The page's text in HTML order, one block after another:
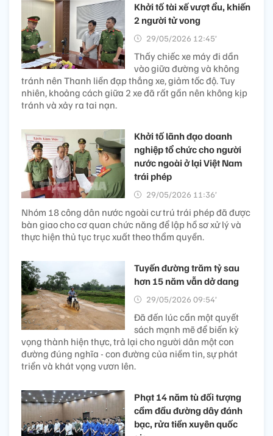
Khởi tố tài xế vượt ẩu, khiến
2 người tử vong
29/05/2026 12:45’
Thấy chiếc xe máy đi dần
vào giữa đường và không
tránh nên Thanh liền đạp thắng xe, giảm tốc độ. Tuy
nhiên, khoảng cách giữa 2 xe đã rất gần nên không kịp
tránh và xảy ra tai nạn.
Khởi tố lãnh đạo doanh
nghiệp tổ chức cho người
nước ngoài ở lại Việt Nam
trái phép
29/05/2026 11:36’
Nhóm 18 công dân nước ngoài cư trú trái phép đã được
bàn giao cho cơ quan chức năng để lập hồ sơ xử lý và
thực hiện thủ tục trục xuất theo thẩm quyền.
Tuyến đường trăm tỷ sau
hơn 15 năm vẫn dở dang
29/05/2026 09:54’
Đã đến lúc cần một quyết
sách mạnh mẽ để biến kỳ
vọng thành hiện thực, trả lại cho người dân một con
đường đúng nghĩa - con đường của niềm tin, sự phát
triển và khát vọng vươn lên.
Phạt 14 năm tù đối tượng
cầm đầu đường dây đánh
bạc, rửa tiền xuyên quốc